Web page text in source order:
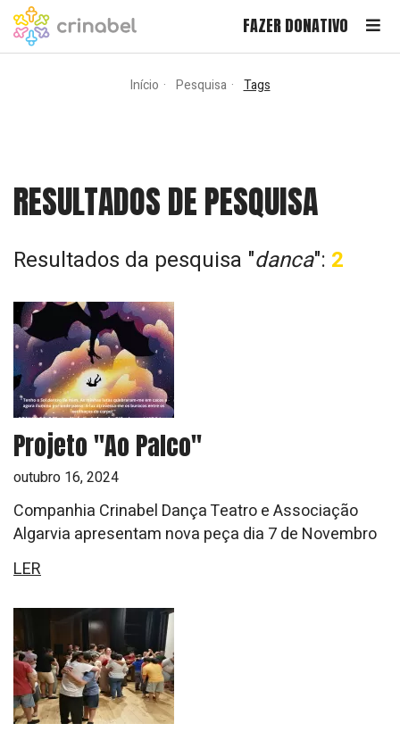
FAZER DONATIVO
Início Pesquisa Tags
RESULTADOS DE PESQUISA
Resultados da pesquisa "danca": 2
Projeto "Ao Palco"
outubro 16, 2024
Companhia Crinabel Dança Teatro e Associação
Algarvia apresentam nova peça dia 7 de Novembro
LER